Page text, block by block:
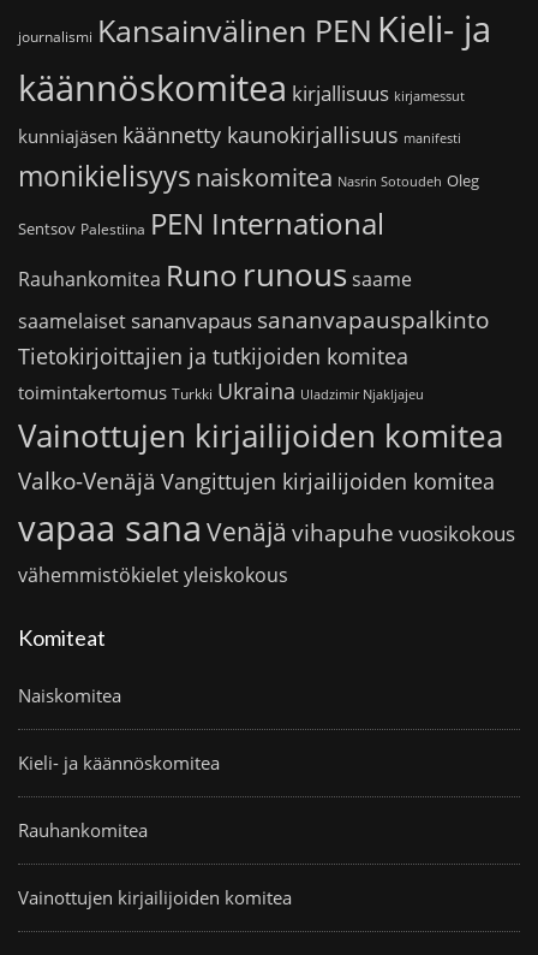
journalismi Kansainvälinen PEN Kieli- ja
käännöskomitea kirjallisuus kirjamessut
kunniajäsen käännetty kaunokirjallisuus manifesti
monikielisyys naiskomitea Nasrin Sotoudeh Oleg
Sentsov Palestiina PEN International
Rauhankomitea Runo runoussaame
saamelaiset sananvapaus sananvapauspalkinto
Tietokirjoittajien ja tutkijoiden komitea
toimintakertomus Turkki Ukraina Uladzimir Njakljajeu
Vainottujen kirjailijoiden komitea
Valko-Venäjä Vangittujen kirjailijoiden komitea
vapaa sana Venäjä vihapuhe vuosikokous
vähemmistökieletyleiskokous
Komiteat
Naiskomitea
Kieli- ja käännöskomitea
Rauhankomitea
Vainottujen kirjailijoiden komitea